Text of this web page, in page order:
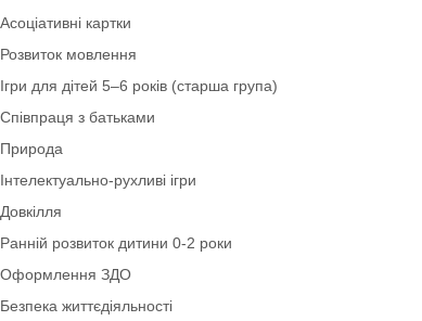
Математика
Асоціативні картки
Розвиток мовлення
Ігри для дітей 5–6 років (старша група)
Співпраця з батьками
Інтелектуально-рухливі ігри